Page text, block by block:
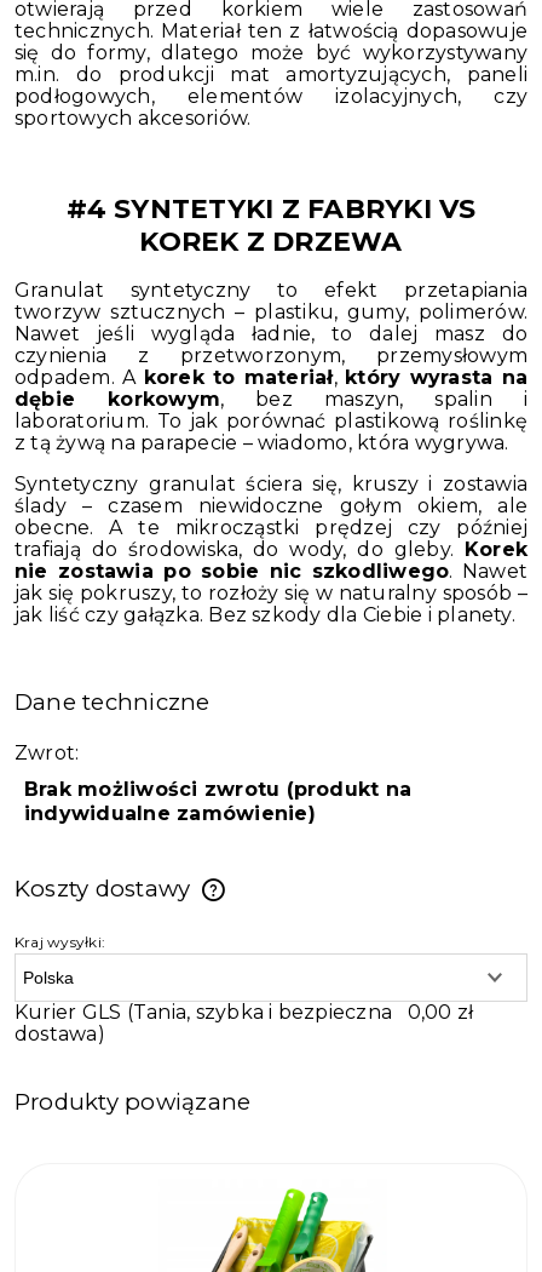
otwierają przed korkiem wiele zastosowań
technicznych. Materiał ten z łatwością dopasowuje
się do formy, dlatego może być wykorzystywany
m.in. do produkcji mat amortyzujących, paneli
podłogowych, elementów izolacyjnych, czy
sportowych akcesoriów.
#4 SYNTETYKI Z FABRYKI VS
KOREK Z DRZEWA
Granulat syntetyczny to efekt przetapiania
tworzyw sztucznych – plastiku, gumy, polimerów.
Nawet jeśli wygląda ładnie, to dalej masz do
czynienia z przetworzonym, przemysłowym
odpadem. A korek to materiał, który wyrasta na
dębie korkowym, bez maszyn, spalin i
laboratorium. To jak porównać plastikową roślinkę
z tą żywą na parapecie – wiadomo, która wygrywa.
Syntetyczny granulat ściera się, kruszy i zostawia
ślady – czasem niewidoczne gołym okiem, ale
obecne. A te mikrocząstki prędzej czy później
trafiają do środowiska, do wody, do gleby. Korek
nie zostawia po sobie nic szkodliwego. Nawet
jak się pokruszy, to rozłoży się w naturalny sposób –
jak liść czy gałązka. Bez szkody dla Ciebie i planety.
Dane techniczne
Zwrot:
Brak możliwości zwrotu (produkt na
indywidualne zamówienie)
Koszty dostawy
Kraj wysyłki:
Kurier GLS (Tania, szybka i bezpieczna
dostawa)
0,00 zł
Produkty powiązane